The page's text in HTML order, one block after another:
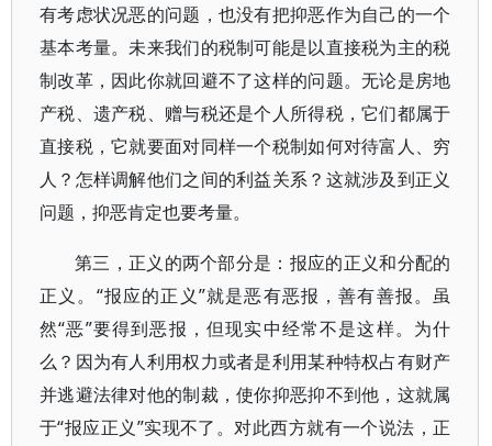
有考虑状况恶的问题，也没有把抑恶作为自己的一个
基本考量。未来我们的税制可能是以直接税为主的税
制改革，因此你就回避不了这样的问题。无论是房地
产税、遗产税、赠与税还是个人所得税，它们都属于
直接税，它就要面对同样一个税制如何对待富人、穷
人？怎样调解他们之间的利益关系？这就涉及到正义
问题，抑恶肯定也要考量。
第三，正义的两个部分是：报应的正义和分配的
正义。“报应的正义”就是恶有恶报，善有善报。虽
然“恶”要得到恶报，但现实中经常不是这样。为什
么？因为有人利用权力或者是利用某种特权占有财产
并逃避法律对他的制裁，使你抑恶抑不到他，这就属
于“报应正义”实现不了。对此西方就有一个说法，正